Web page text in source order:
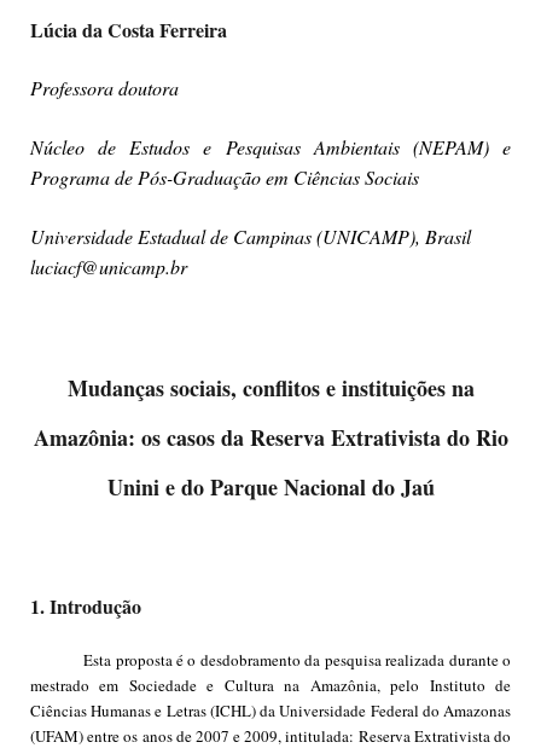
Lúcia da Costa Ferreira
Professora doutora
Núcleo de Estudos e Pesquisas Ambientais (NEPAM) e
Programa de Pós-Graduação em Ciências Sociais
Universidade Estadual de Campinas (UNICAMP), Brasil
luciacf@unicamp.br
Mudanças sociais, conflitos e instituições na
Amazônia: os casos da Reserva Extrativista do Rio
Unini e do Parque Nacional do Jaú
1. Introdução
Esta proposta é o desdobramento da pesquisa realizada durante o
mestrado em Sociedade e Cultura na Amazônia, pelo Instituto de
Ciências Humanas e Letras (ICHL) da Universidade Federal do Amazonas
(UFAM) entre os anos de 2007 e 2009, intitulada: Reserva Extrativista do